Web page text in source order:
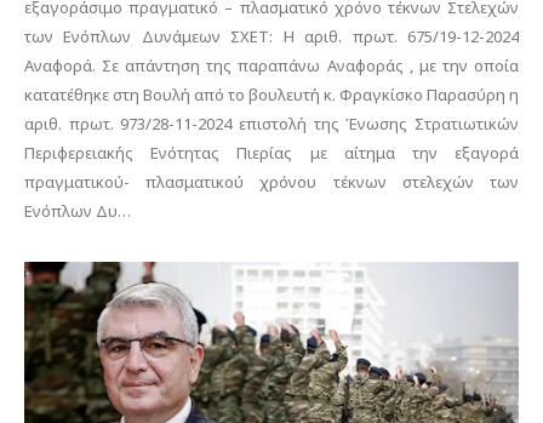
εξαγοράσιμο πραγματικό – πλασματικό χρόνο τέκνων Στελεχών
των Ενόπλων Δυνάμεων ΣΧΕΤ: Η αριθ. πρωτ. 675/19-12-2024
Αναφορά. Σε απάντηση της παραπάνω Αναφοράς , με την οποία
κατατέθηκε στη Βουλή από το βουλευτή κ. Φραγκίσκο Παρασύρη η
αριθ. πρωτ. 973/28-11-2024 επιστολή της Ένωσης Στρατιωτικών
Περιφερειακής Ενότητας Πιερίας με αίτημα την εξαγορά
πραγματικού- πλασματικού χρόνου τέκνων στελεχών των
Ενόπλων Δυ…